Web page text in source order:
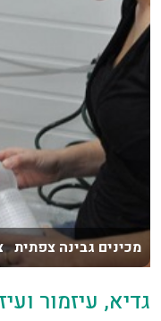
מכינים גבינה צפתית
גדיא, עיזמור